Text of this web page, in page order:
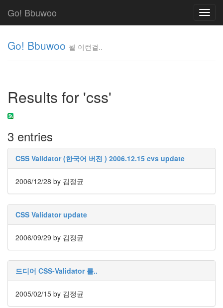
Go! Bbuwoo
Go! Bbuwoo 뭘 이런걸..
Results for 'css'
3 entries
CSS Validator (한국어 버전 ) 2006.12.15 cvs update
2006/12/28 by 김정균
CSS Validator update
2006/09/29 by 김정균
드디어 CSS-Validator 를..
2005/02/15 by 김정균
걸..
김
정
균
Cloud
녕
스
AnNyung
Firefox